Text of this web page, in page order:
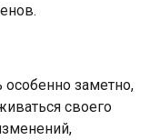
заметно,
своего